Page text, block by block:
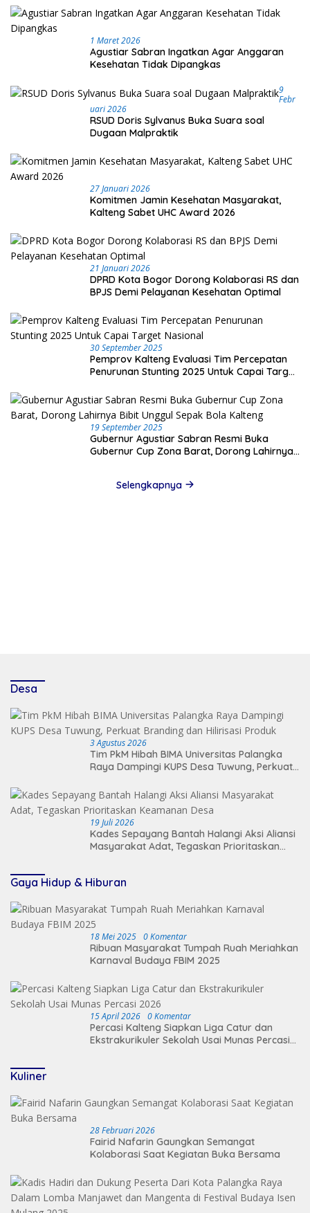
1 Maret 2026
Agustiar Sabran Ingatkan Agar Anggaran
Kesehatan Tidak Dipangkas
9
Febr
Uari 2026
RSUD Doris Sylvanus Buka Suara soal
Dugaan Malpraktik
27 Januari 2026
Komitmen Jamin Kesehatan Masyarakat,
Kalteng Sabet UHC Award 2026
21 Januari 2026
DPRD Kota Bogor Dorong Kolaborasi RS dan
BPJS Demi Pelayanan Kesehatan Optimal
30 September 2025
Pemprov Kalteng Evaluasi Tim Percepatan
Penurunan Stunting 2025 Untuk Capai Target
19 September 2025
Gubernur Agustiar Sabran Resmi Buka
Gubernur Cup Zona Barat, Dorong Lahirnya
Selengkapnya
Desa
3 Agustus 2026
Tim PkM Hibah BIMA Universitas Palangka
Raya Dampingi KUPS Desa Tuwung, Perkuat
19 Juli 2026
Kades Sepayang Bantah Halangi Aksi Aliansi
Masyarakat Adat, Tegaskan Prioritaskan
Gaya Hidup & Hiburan
18 Mei 2025 0 Komentar
Ribuan Masyarakat Tumpah Ruah Meriahkan
Karnaval Budaya FBIM 2025
15 April 2026 0 Komentar
Percasi Kalteng Siapkan Liga Catur dan
Ekstrakurikuler Sekolah Usai Munas Percasi
Kuliner
28 Februari 2026
Fairid Nafarin Gaungkan Semangat
Kolaborasi Saat Kegiatan Buka Bersama